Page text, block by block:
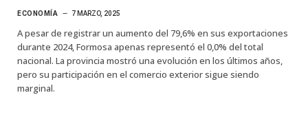
ECONOMÍA 7 MARZO, 2025
A pesar de registrar un aumento del 79,6% en sus exportaciones
durante 2024, Formosa apenas representó el 0,0% del total
nacional. La provincia mostró una evolución en los últimos años,
pero su participación en el comercio exterior sigue siendo
marginal.